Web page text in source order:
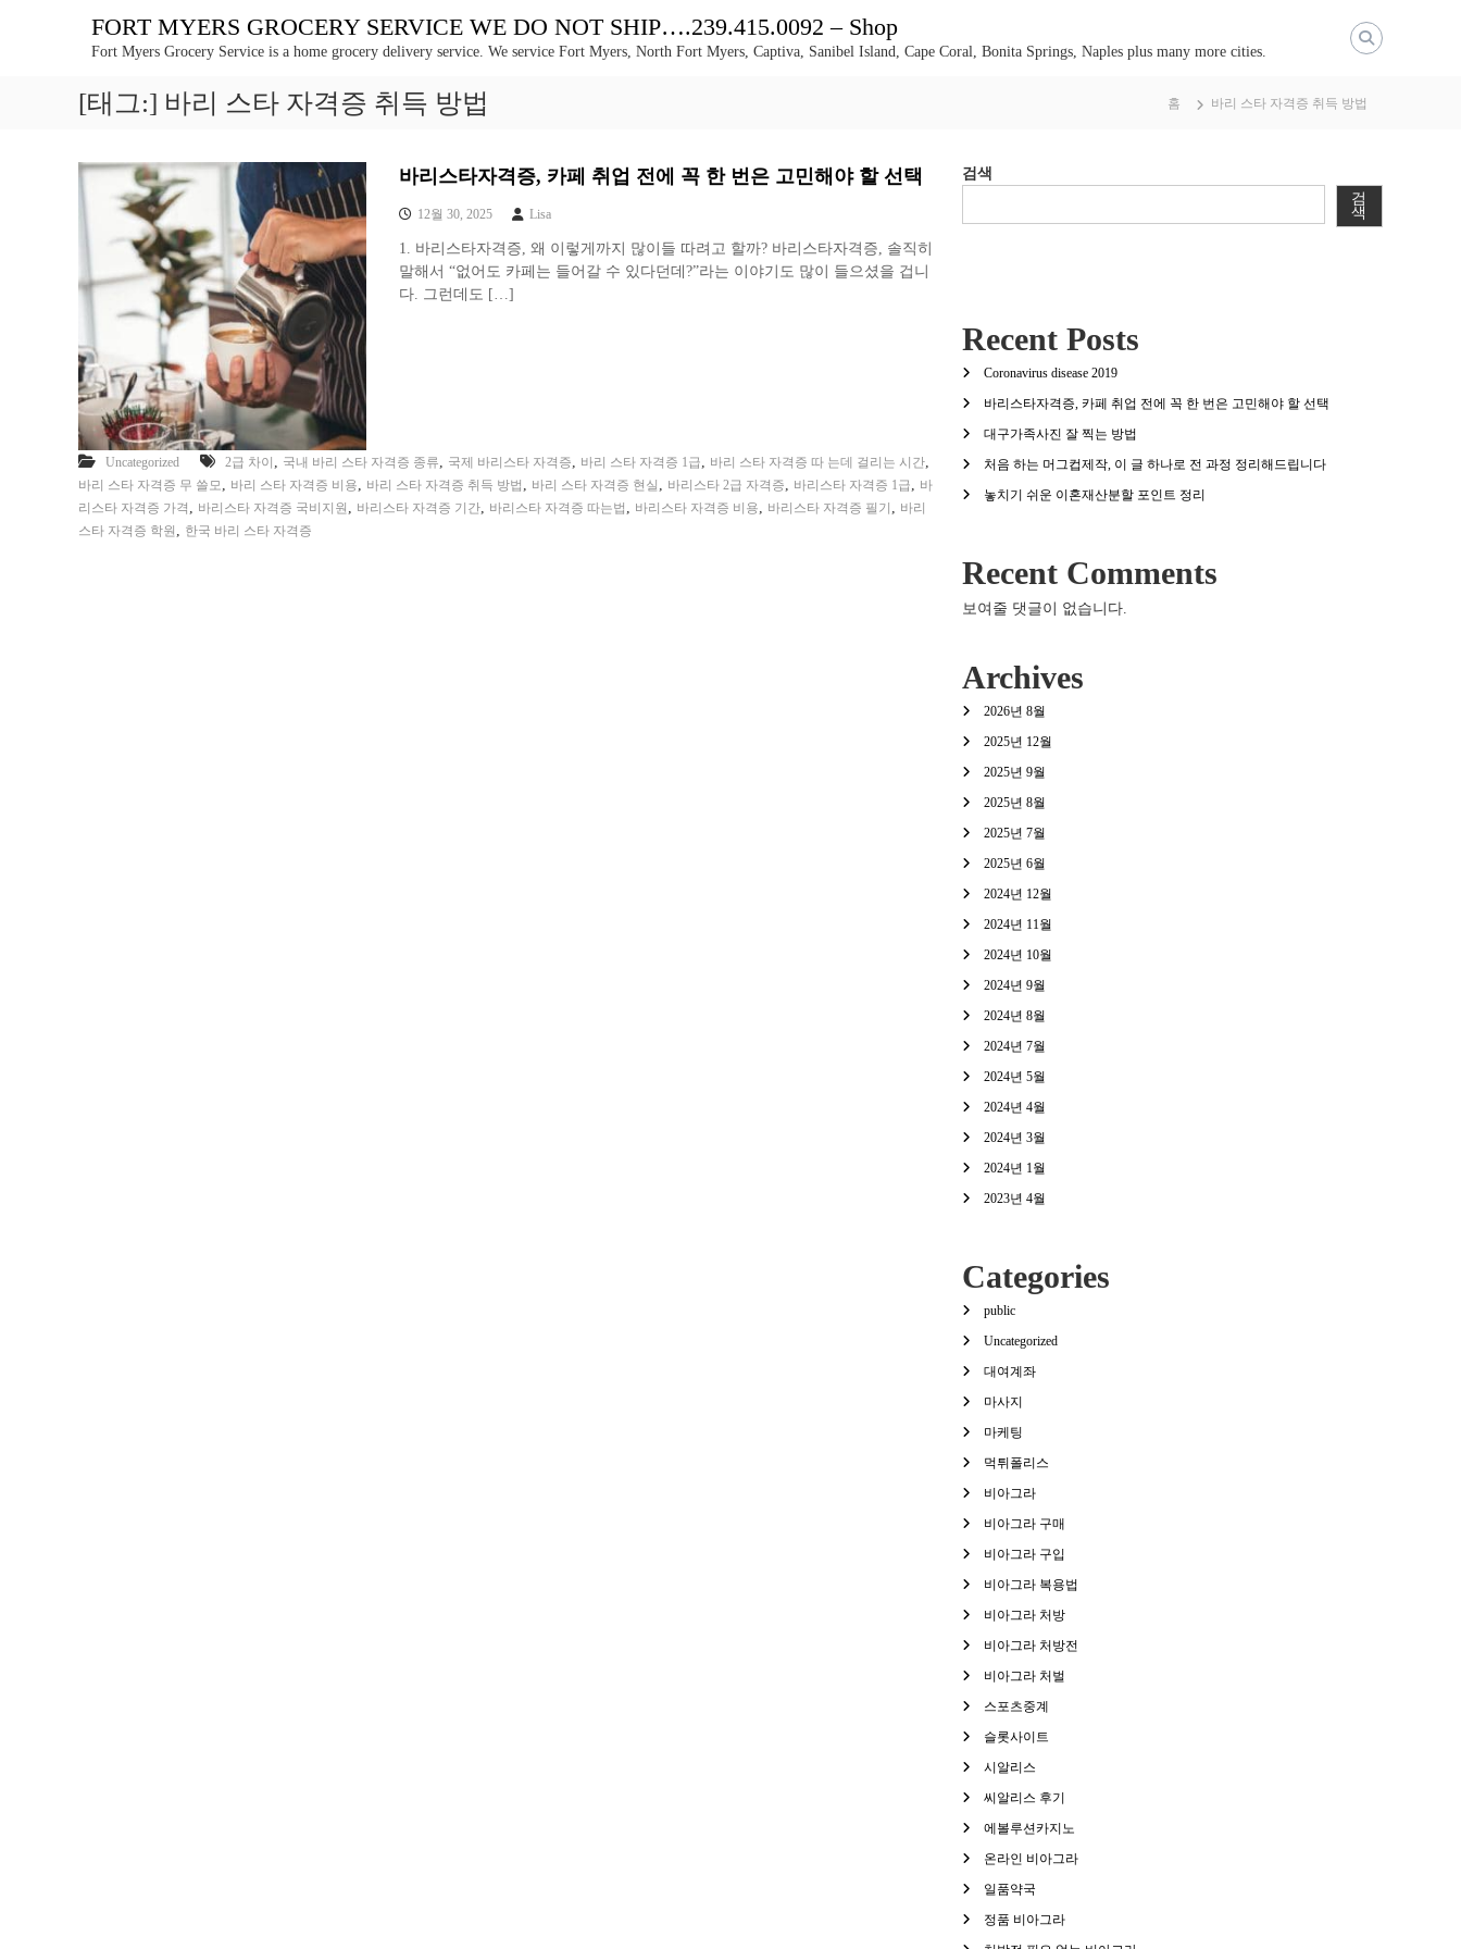
FORT MYERS GROCERY SERVICE WE DO NOT SHIP….239.415.0092 – Shop
Fort Myers Grocery Service is a home grocery delivery service. We service Fort Myers, North Fort Myers, Captiva, Sanibel Island, Cape Coral, Bonita Springs, Naples plus many more cities.
[태그:] 바리 스타 자격증 취득 방법 홈 바리 스타 자격증 취득 방법
바리스타자격증, 카페 취업 전에 꼭 한 번은 고민해야 할 선택
12월 30, 2025 Lisa
1. 바리스타자격증, 왜 이렇게까지 많이들 따려고 할까? 바리스타자격증, 솔직히
말해서 “없어도 카페는 들어갈 수 있다던데?”라는 이야기도 많이 들으셨을 겁니
다. 그런데도 […]
Uncategorized 2급 차이 국내 바리 스타 자격증 종류 국제 바리스타 자격증 바리 스타 자격증 1급 바리 스타 자격증 따 는데 걸리는 시간
바리 스타 자격증 무 쓸모 바리 스타 자격증 비용 바리 스타 자격증 취득 방법 바리 스타 자격증 현실 바리스타 2급 자격증 바리스타 자격증 1급
바
리스타 자격증 가격
바리스타 자격증 국비지원 바리스타 자격증 기간 바리스타 자격증 따는법 바리스타 자격증 비용 바리스타 자격증 필기
바리
스타 자격증 학원
한국 바리 스타 자격증
검색
검
색
Recent Posts
Coronavirus disease 2019
바리스타자격증, 카페 취업 전에 꼭 한 번은 고민해야 할 선택
대구가족사진 잘 찍는 방법
처음 하는 머그컵제작, 이 글 하나로 전 과정 정리해드립니다
놓치기 쉬운 이혼재산분할 포인트 정리
Recent Comments
보여줄 댓글이 없습니다.
Archives
2026년 8월
2025년 12월
2025년 9월
2025년 8월
2025년 7월
2025년 6월
2024년 12월
2024년 11월
2024년 10월
2024년 9월
2024년 8월
2024년 7월
2024년 5월
2024년 4월
2024년 3월
2024년 1월
2023년 4월
Categories
public
Uncategorized
대여계좌
마사지
마케팅
먹튀폴리스
비아그라
비아그라 구매
비아그라 구입
비아그라 복용법
비아그라 처방
비아그라 처방전
비아그라 처벌
스포츠중계
슬롯사이트
시알리스
씨알리스 후기
에볼루션카지노
온라인 비아그라
일품약국
정품 비아그라